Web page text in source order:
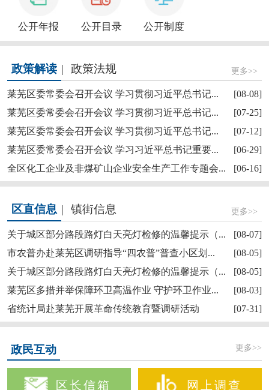
莱芜区政协“深耕红色文化讲好莱芜故事”商量活...
【奋斗赋未莱·访埂记】莱芜区雪野街道大罗圈村...
公开年报 公开目录 公开制度
政策解读 | 政策法规 更多>>
莱芜区委常委会召开会议 学习贯彻习近平总书记...
[08-08]
莱芜区委常委会召开会议 学习贯彻习近平总书记...
[07-25]
莱芜区委常委会召开会议 学习贯彻习近平总书记...
[07-12]
莱芜区委常委会召开会议 学习习近平总书记重要...
[06-29]
全区化工企业及非煤矿山企业安全生产工作专题会...
[06-16]
区直信息 | 镇街信息 更多>>
关于城区部分路段路灯白天亮灯检修的温馨提示（...
[08-07]
市农普办赴莱芜区调研指导“四农普”普查小区划...
[08-05]
关于城区部分路段路灯白天亮灯检修的温馨提示（...
[08-05]
莱芜区多措并举保障环卫高温作业 守护环卫作业...
[08-03]
省统计局赴莱芜开展革命传统教育暨调研活动
[07-31]
政民互动 更多>>
区长信箱 网上调查